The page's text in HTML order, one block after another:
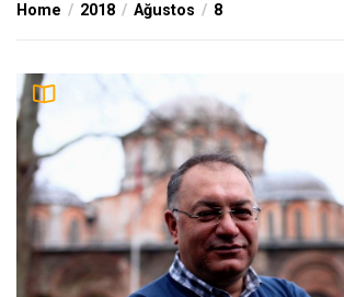
Home 2018 Ağustos 8